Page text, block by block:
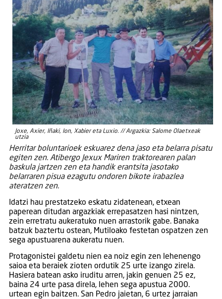
Joxe, Axier, Iñaki, Ion, Xabier eta Luxio. // Argazkia: Salome Olaetxeak
utzia
Herritar boluntarioek eskuarez dena jaso eta belarra pisatu
egiten zen. Atibergo Jexux Mariren traktorearen palan
baskula jartzen zen eta handik erantsita jasotako
belarraren pisua ezagutu ondoren bikote irabazlea
ateratzen zen.
Idatzi hau prestatzeko eskatu zidatenean, etxean
paperean ditudan argazkiak errepasatzen hasi nintzen,
zein erretratu aukeratuko nuen arrastorik gabe. Banaka
batzuk baztertu ostean, Mutiloako festetan ospatzen zen
sega apustuarena aukeratu nuen.
Protagonistei galdetu nien ea noiz egin zen lehenengo
saioa eta beraiek zioten ordutik 25 urte izango zirela.
Hasiera batean asko iruditu arren, jakin genuen 25 ez,
baina 24 urte pasa direla, lehen sega apustua 2000.
urtean egin baitzen. San Pedro jaietan, 6 urtez jarraian